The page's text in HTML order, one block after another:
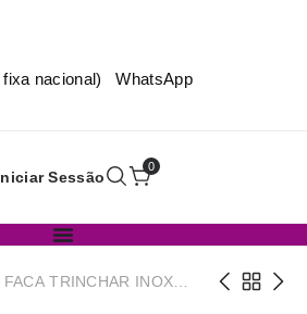
fixa nacional) WhatsApp
Sessão
0
TRINCHAR INOX